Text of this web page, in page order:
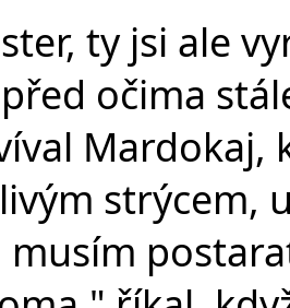
ty jsi ale
očima
strýcem,
musím